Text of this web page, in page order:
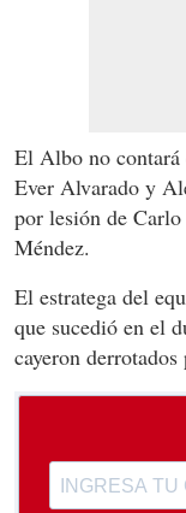
El Albo no contará
Ever Alvarado y
por lesión de
Méndez.
El estratega del
que sucedió en el
cayeron